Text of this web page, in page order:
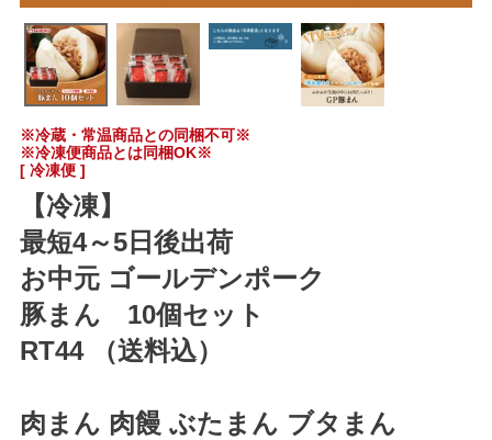
※冷蔵・常温商品との同梱不可※
※冷凍便商品とは同梱OK※
[ 冷凍便 ]
【冷凍】
最短4～5日後出荷
お中元 ゴールデンポーク
豚まん 10個セット
RT44 （送料込）
肉まん 肉饅 ぶたまん ブタまん